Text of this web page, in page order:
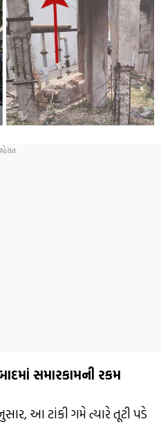
સમારકામની રકમ
આ ટાંકી ગમે ત્યારે તૂટી પડે